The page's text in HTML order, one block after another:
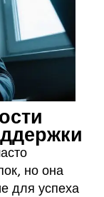
но она
для успеха